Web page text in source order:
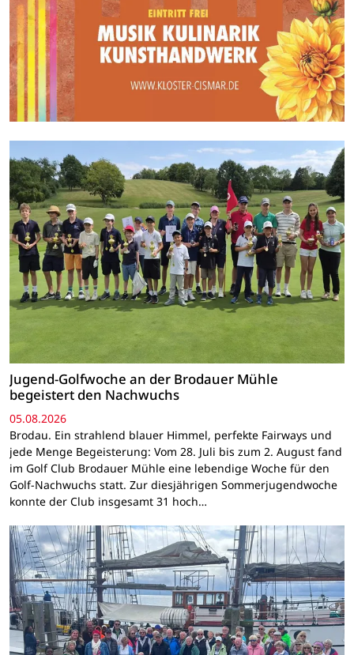
Jugend-Golfwoche an der Brodauer Mühle
begeistert den Nachwuchs
05.08.2026
Brodau. Ein strahlend blauer Himmel, perfekte Fairways und
jede Menge Begeisterung: Vom 28. Juli bis zum 2. August fand
im Golf Club Brodauer Mühle eine lebendige Woche für den
Golf-Nachwuchs statt. Zur diesjährigen Sommerjugendwoche
konnte der Club insgesamt 31 hoch…